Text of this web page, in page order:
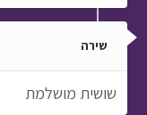
שירה
שושית מושלמת